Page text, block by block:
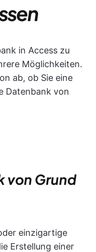
in Access zu
Möglichkeiten.
ab, ob Sie eine
Datenbank von
von Grund
einzigartige
Erstellung einer